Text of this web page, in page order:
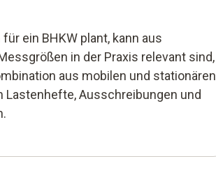
ein BHKW plant, kann aus
in der Praxis relevant sind,
aus mobilen und stationären
Lastenhefte, Ausschreibungen und